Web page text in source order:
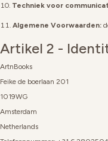
Techniek voor
Algemene Voorwaarden:
Artikel 2 -
ArtnBooks
Feike de boerlaan 201
1019WG
Amsterdam
Netherlands